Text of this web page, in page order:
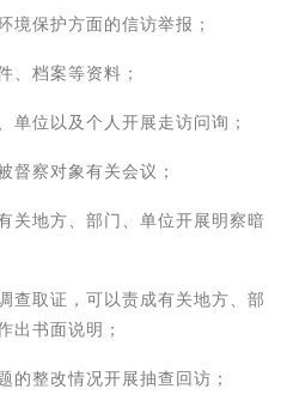
保护方面的信访举报；
档案等资料；
位以及个人开展走访问询；
察对象有关会议；
地方、部门、单位开展明察暗
取证，可以责成有关地方、部
出书面说明；
整改情况开展抽查回访；